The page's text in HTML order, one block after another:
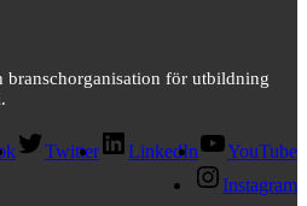
branschorganisation för utbildning
Twitter LinkedIn
YouTube
Instagram